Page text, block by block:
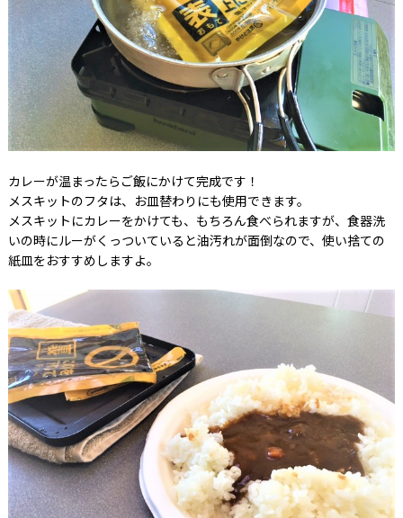
カレーが温まったらご飯にかけて完成です！
メスキットのフタは、お皿替わりにも使用できます。
メスキットにカレーをかけても、もちろん食べられますが、食器洗
いの時にルーがくっついていると油汚れが面倒なので、使い捨ての
紙皿をおすすめしますよ。